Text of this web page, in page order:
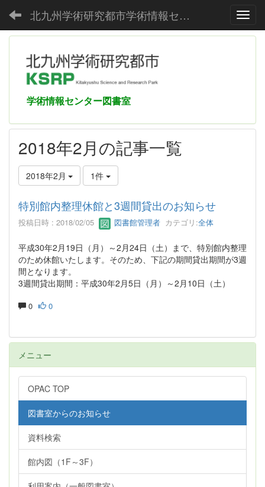
北九州学術研究都市学術情報センター
学術情報センター図書室
2018年2月の記事一覧
2018年2月 1件
特別館内整理休館と3週間貸出のお知らせ
投稿日時 : 2018/02/05 図書館管理者 カテゴリ:全体
平成30年2月19日（月）～2月24日（土）まで、特別館内整理
のため休館いたします。そのため、下記の期間貸出期間が3週
間となります。
3週間貸出期間：平成30年2月5日（月）～2月10日（土）
0 0
メニュー
OPAC TOP
図書室からのお知らせ
資料検索
館内図（1F～3F）